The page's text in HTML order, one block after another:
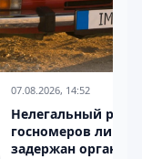
07.08.2026, 14:52
Нелегальный
госномеров
задержан